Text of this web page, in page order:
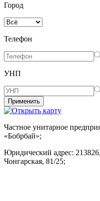
Город
Телефон
УНП
Применить
Частное унитарное
«Бобрбай»;
Юридический адрес:
Чонгарская, 81/25;